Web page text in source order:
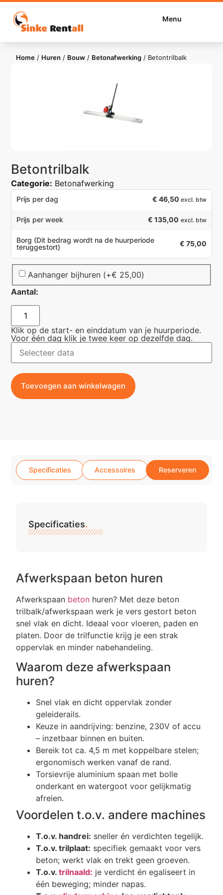
Menu
Home / Huren / Bouw / Betonafwerking / Betontrilbalk
Betontrilbalk
Categorie: Betonafwerking
Prijs per dag € 46,50 excl. btw
Prijs per week € 135,00 excl. btw
Borg (Dit bedrag wordt na de huurperiode
teruggestort)
€ 75,00
Aanhanger bijhuren (+€ 25,00)
Aantal:
Klik op de start- en einddatum van je huurperiode.
Voor één dag klik je twee keer op dezelfde dag.
Toevoegen aan winkelwagen
Specificaties Accessoires Reserveren
Afwerkspaan beton huren
Afwerkspaan beton huren? Met deze beton
trilbalk/afwerkspaan werk je vers gestort beton
snel vlak en dicht. Ideaal voor vloeren, paden en
platen. Door de trilfunctie krijg je een strak
oppervlak en minder nabehandeling.
Waarom deze afwerkspaan
huren?
Snel vlak en dicht oppervlak zonder
geleiderails.
Keuze in aandrijving: benzine, 230V of accu
– inzetbaar binnen en buiten.
Bereik tot ca. 4,5 m met koppelbare stelen;
ergonomisch werken vanaf de rand.
Torsievrije aluminium spaan met bolle
onderkant en watergoot voor gelijkmatig
afreien.
Voordelen t.o.v. andere machines
T.o.v. handrei: sneller én verdichten tegelijk.
T.o.v. trilplaat: specifiek gemaakt voor vers
beton; werkt vlak en trekt geen groeven.
T.o.v.trilnaald: je verdicht én egaliseert in
één beweging; minder napas.
Specificaties.